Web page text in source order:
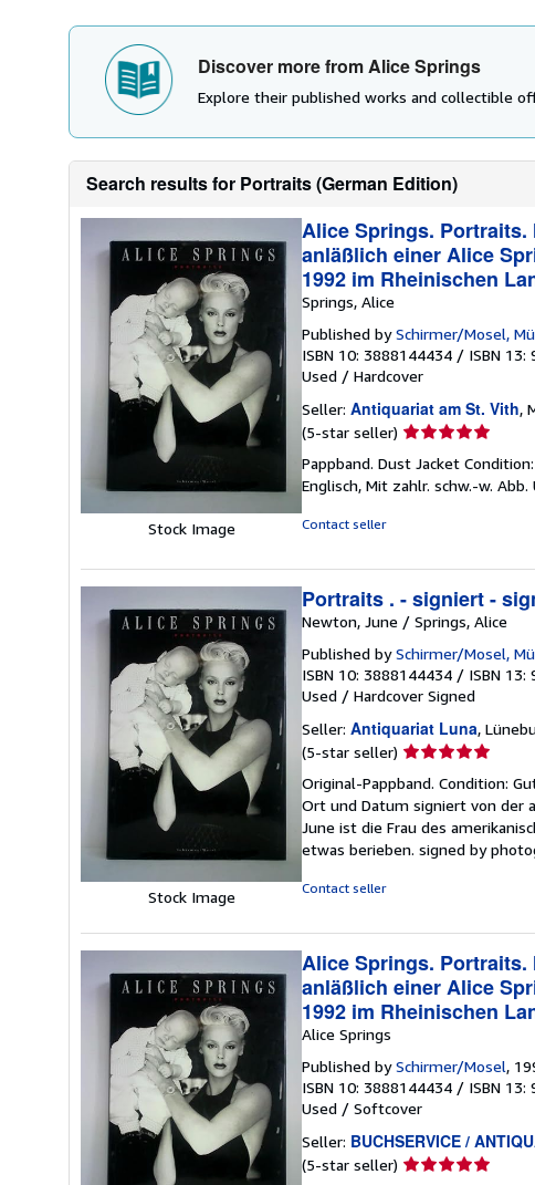
Discover more from Alice Springs
Explore their published works and collectible
Search results for Portraits (German Edition)
Stock Image
Alice Springs. Portraits.
anläßlich einer Alice
1992 im Rheinischen
Springs, Alice
Published bySchirmer/Mosel,
ISBN 10: 3888144434 / ISBN 13:
Used / Hardcover
Seller: Antiquariat am St. Vith,
(5-star seller) Seller
5
out
Pappband. Dust Jacket
Englisch, Mit zahlr. schw.-w.
Contact seller
Stock Image
Portraits . - signiert -
Newton, June / Springs, Alice
Published bySchirmer/Mosel,
ISBN 10: 3888144434 / ISBN 13:
Used / Hardcover Signed
Seller: Antiquariat Luna,
(5-star seller) Seller
5
out
of
5
Original-Pappband. Condition:
Ort und Datum signiert von der
June ist die Frau des
etwas berieben. signed by
Contact seller
Alice Springs. Portraits.
anläßlich einer Alice
1992 im Rheinischen
Alice Springs
Published bySchirmer/Mosel,
ISBN 10: 3888144434 / ISBN 13:
Used / Softcover
Seller: BUCHSERVICE /
(5-star seller) Seller